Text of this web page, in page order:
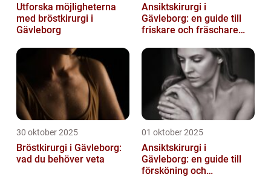
Utforska möjligheterna
med bröstkirurgi i
Gävleborg
Ansiktskirurgi i
Gävleborg: en guide till
friskare och fräschare
30 oktober 2025
Bröstkirurgi i Gävleborg:
vad du behöver veta
01 oktober 2025
Ansiktskirurgi i
Gävleborg: en guide till
försköning och